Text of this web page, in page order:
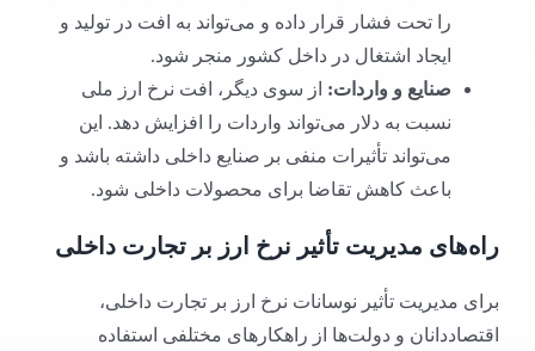
را تحت فشار قرار داده و می‌تواند به افت در تولید و
ایجاد اشتغال در داخل کشور منجر شود.
صنایع و واردات: از سوی دیگر، افت نرخ ارز ملی
نسبت به دلار می‌تواند واردات را افزایش دهد. این
می‌تواند تأثیرات منفی بر صنایع داخلی داشته باشد و
باعث کاهش تقاضا برای محصولات داخلی شود.
راه‌های مدیریت تأثیر نرخ ارز بر تجارت داخلی
برای مدیریت تأثیر نوسانات نرخ ارز بر تجارت داخلی،
اقتصاددانان و دولت‌ها از راهکارهای مختلفی استفاده